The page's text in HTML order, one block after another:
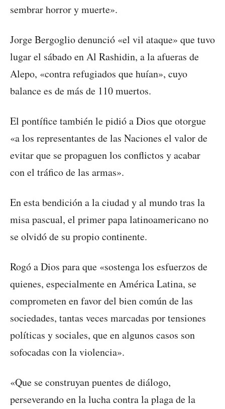
sembrar horror y muerte».
Jorge Bergoglio denunció «el vil ataque» que tuvo
lugar el sábado en Al Rashidin, a la afueras de
Alepo, «contra refugiados que huían», cuyo
balance es de más de 110 muertos.
El pontífice también le pidió a Dios que otorgue
«a los representantes de las Naciones el valor de
evitar que se propaguen los conflictos y acabar
con el tráfico de las armas».
En esta bendición a la ciudad y al mundo tras la
misa pascual, el primer papa latinoamericano no
se olvidó de su propio continente.
Rogó a Dios para que «sostenga los esfuerzos de
quienes, especialmente en América Latina, se
comprometen en favor del bien común de las
sociedades, tantas veces marcadas por tensiones
políticas y sociales, que en algunos casos son
sofocadas con la violencia».
«Que se construyan puentes de diálogo,
perseverando en la lucha contra la plaga de la